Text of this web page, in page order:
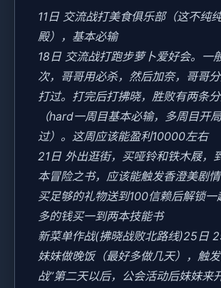
11日 交流战打美食俱乐部（这不纯
殿），基本必输
18日 交流战打跑步萝卜爱好会。一
次，哥哥用必杀，然后加奈，哥哥
打过。打完后打拂晓，胜败有两条
（hard一周目基本必输，多周目开
过）。这周应该能盈利10000左右
21日 外出逛街，买哑铃和铁木屐，
本冒险之书，应该能触发香澄美剧情
买足够的礼物送到100信赖后解锁一
多的钱买一到两本技能书
新菜单作战(拂晓战败北路线)25日
妹妹做晚饭（最好多做几天），触
战”第二天以后，公会活动后妹妹来